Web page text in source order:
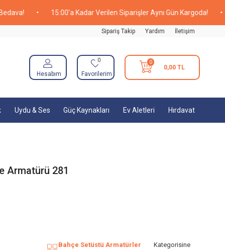
• 15:00'a Kadar Verilen Siparişler Aynı Gün Kargoda! •
Sipariş Takip Yardım İletişim
Hesabım
0
Favorilerim
0
0,00TL
Uydu & Ses Güç Kaynakları Ev Aletleri Hırdavat
Armatürü 281
Bahçe Setüstü Armatürler
Kategorisine